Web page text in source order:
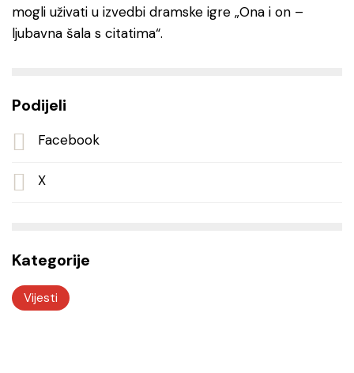
mogli uživati u izvedbi dramske igre „Ona i on –
ljubavna šala s citatima“.
Podijeli
Facebook
X
Kategorije
Vijesti